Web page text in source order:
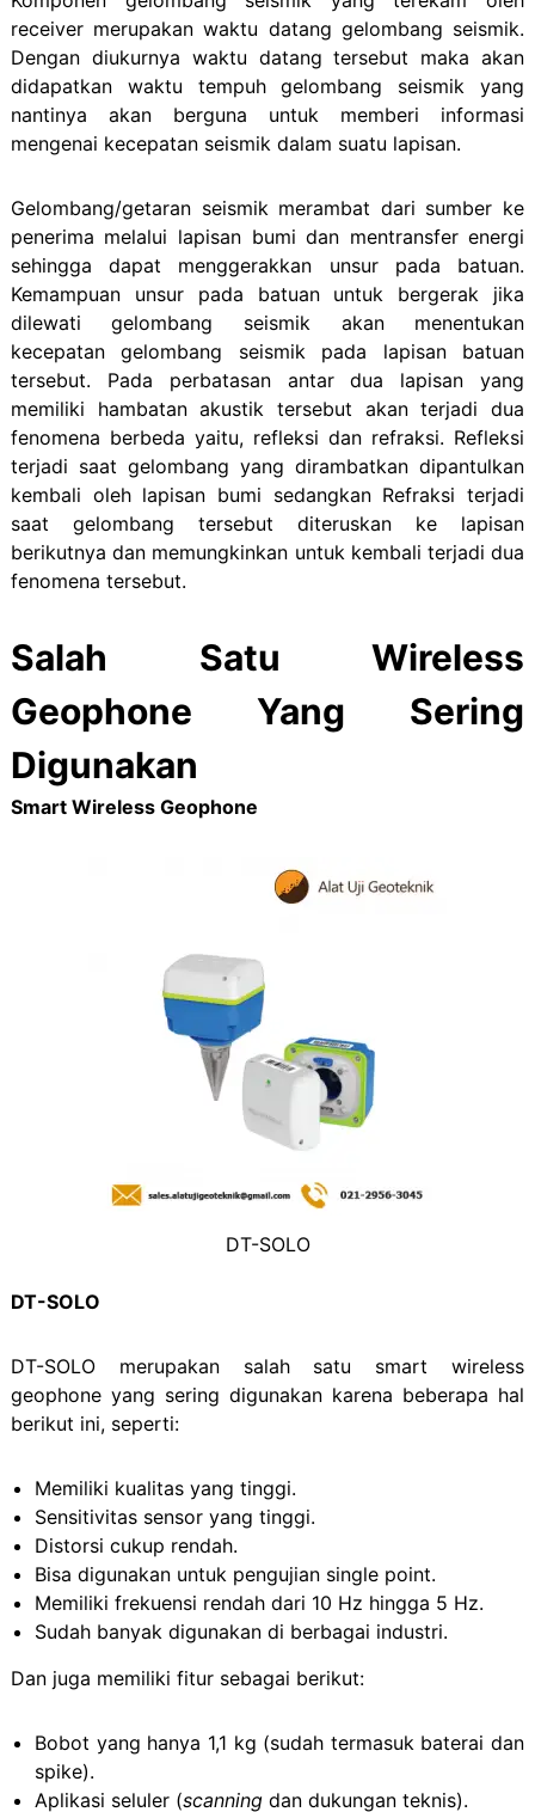
receiver merupakan waktu datang gelombang seismik.
Dengan diukurnya waktu datang tersebut maka akan
didapatkan waktu tempuh gelombang seismik yang
nantinya akan berguna untuk memberi informasi
mengenai kecepatan seismik dalam suatu lapisan.
Gelombang/getaran seismik merambat dari sumber ke
penerima melalui lapisan bumi dan mentransfer energi
sehingga dapat menggerakkan unsur pada batuan.
Kemampuan unsur pada batuan untuk bergerak jika
dilewati gelombang seismik akan menentukan
kecepatan gelombang seismik pada lapisan batuan
tersebut. Pada perbatasan antar dua lapisan yang
memiliki hambatan akustik tersebut akan terjadi dua
fenomena berbeda yaitu, refleksi dan refraksi. Refleksi
terjadi saat gelombang yang dirambatkan dipantulkan
kembali oleh lapisan bumi sedangkan Refraksi terjadi
saat gelombang tersebut diteruskan ke lapisan
berikutnya dan memungkinkan untuk kembali terjadi dua
fenomena tersebut.
Salah Satu Wireless
Geophone Yang Sering
Digunakan
Smart Wireless Geophone
DT-SOLO
DT-SOLO
DT-SOLO merupakan salah satu smart wireless
geophone yang sering digunakan karena beberapa hal
berikut ini, seperti:
Memiliki kualitas yang tinggi.
Sensitivitas sensor yang tinggi.
Distorsi cukup rendah.
Bisa digunakan untuk pengujian single point.
Memiliki frekuensi rendah dari 10 Hz hingga 5 Hz.
Sudah banyak digunakan di berbagai industri.
Dan juga memiliki fitur sebagai berikut:
Bobot yang hanya 1,1 kg (sudah termasuk baterai dan
spike).
Aplikasi seluler (scanningdan dukungan teknis).